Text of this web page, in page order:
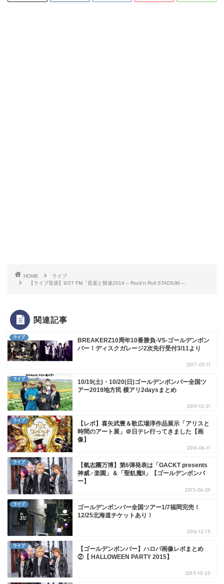
HOME
ライブ
【ライブ音源】9/27 FM「音楽と髭達2014 – Rock'n Roll STADIUM –」
関連記事
ライブ
BREAKERZ10周年10番勝負-VS-ゴールデンボン
バー！ディスクガレージ2次先行受付3/11より
2017-03-11
ライブ
10/19(土)・10/20(日)ゴールデンボンバー全国ツ
アー2019地方民 横アリ2daysまとめ
2019-10-21
ライブ
【レポ】喜矢武豊＆歌広場淳作品展示「アリスと
時間のアート展」＠日テレ行ってきました【画
像】
2016-06-11
ライブ
【氣志團万博】第6弾発表は「GACKT presents
神威♂楽園」＆「聖飢魔II」【ゴールデンボンバ
ー】
2015-06-09
ライブ
ゴールデンボンバー全国ツアー1/7福岡完売！
12/25北海道チケットあり！
2016-12-15
ライブ
【ゴールデンボンバー】ハロパ画像レポまとめ
②【 HALLOWEEN PARTY 2015】
2015-10-25